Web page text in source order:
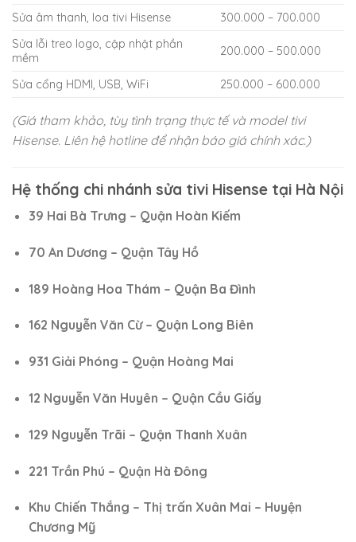
Sửa âm thanh, loa tivi Hisense
300.000 – 700.000
Sửa lỗi treo logo, cập nhật phần
mềm
200.000 – 500.000
Sửa cổng HDMI, USB, WiFi 250.000 – 600.000
(Giá tham khảo, tùy tình trạng thực tế và model tivi
Hisense. Liên hệ hotline để nhận báo giá chính xác.)
Hệ thống chi nhánh sửa tivi Hisense tại Hà Nội
39 Hai Bà Trưng – Quận Hoàn Kiếm
70 An Dương – Quận Tây Hồ
189 Hoàng Hoa Thám – Quận Ba Đình
162 Nguyễn Văn Cừ – Quận Long Biên
931 Giải Phóng – Quận Hoàng Mai
12 Nguyễn Văn Huyên – Quận Cầu Giấy
129 Nguyễn Trãi – Quận Thanh Xuân
221 Trần Phú – Quận Hà Đông
Khu Chiến Thắng – Thị trấn Xuân Mai – Huyện
Chương Mỹ